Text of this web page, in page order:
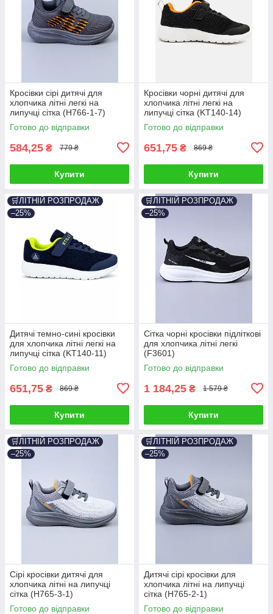
Кросівки сірі дитячі для
хлопчика літні легкі на
липучці сітка (H766-1-7)
Готово до відправки
584,25 ₴ 779 ₴
Купити
Кросівки чорні дитячі для
хлопчика літні легкі на
липучці сітка (KT140-14)
Готово до відправки
651,75 ₴ 869 ₴
Купити
🛒ЛІТНІЙ РОЗПРОДАЖ
–25%
Дитячі темно-сині кросівки
для хлопчика літні легкі на
липучці сітка (KT140-11)
Готово до відправки
651,75 ₴ 869 ₴
Купити
🛒ЛІТНІЙ РОЗПРОДАЖ
–25%
Сітка чорні кросівки підліткові
для хлопчика літні легкі
(F3601)
Готово до відправки
1 184,25 ₴ 1 579 ₴
Купити
🛒ЛІТНІЙ РОЗПРОДАЖ
–25%
Сірі кросівки дитячі для
хлопчика літні на липучці
сітка (H765-3-1)
Готово до відправки
🛒ЛІТНІЙ РОЗПРОДАЖ
–25%
Дитячі сірі кросівки для
хлопчика літні на липучці
сітка (H765-2-1)
Готово до відправки